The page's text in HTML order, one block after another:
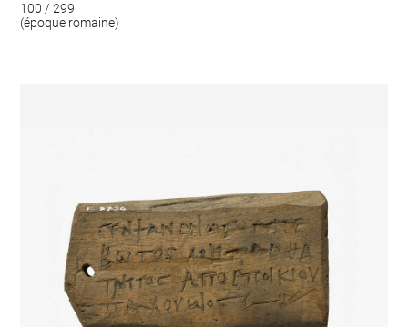
100 / 299
(époque romaine)